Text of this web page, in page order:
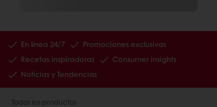
En línea 24/7
Promociones exclusivas
Recetas inspiradoras
Consumer insights
Noticias y Tendencias
Todos los productos